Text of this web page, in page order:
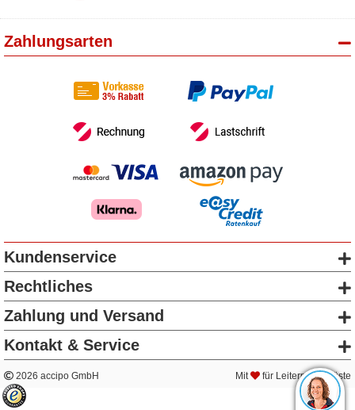
Zahlungsarten
Kundenservice
Rechtliches
Zahlung und Versand
Kontakt & Service
2026 accipo GmbH Mit für Leitern & Gerüste